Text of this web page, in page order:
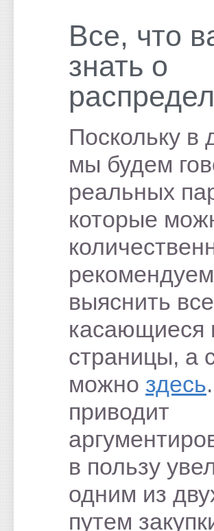
Все, что
знать о
Поскольку в
мы будем
реальных
которые
выяснить
касающиеся
страницы, а
можно здесь
приводит
в пользу
одним из
путем